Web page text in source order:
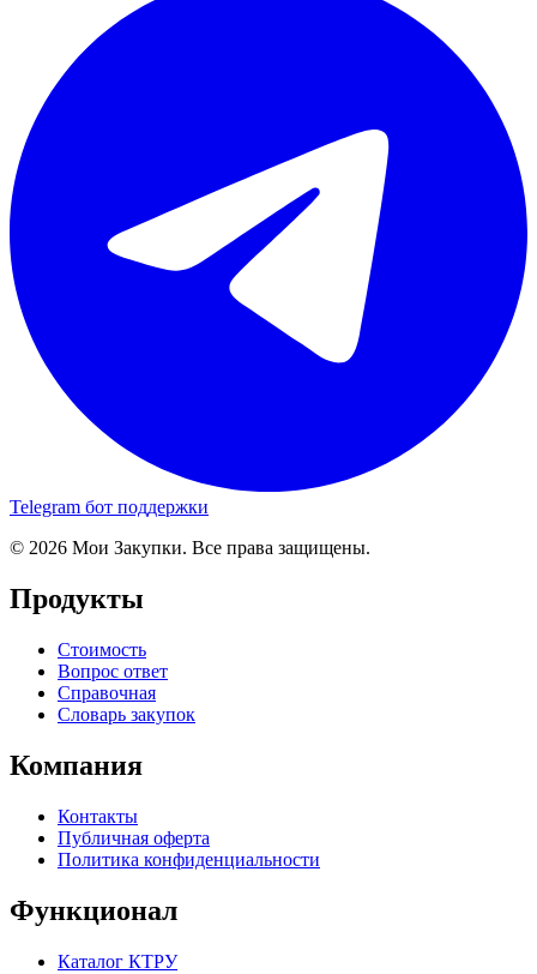
Telegram бот поддержки
© 2026 Мои Закупки. Все права защищены.
Продукты
Стоимость
Вопрос ответ
Справочная
Словарь закупок
Компания
Контакты
Публичная оферта
Политика конфиденциальности
Функционал
Каталог КТРУ